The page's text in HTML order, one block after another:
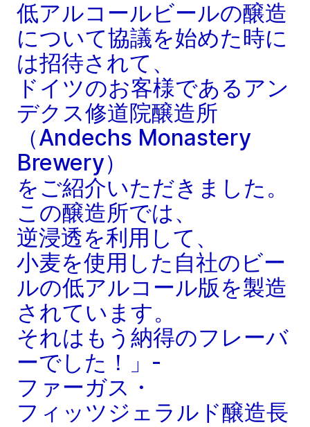
低アルコールビールの醸造
について協議を始めた時に
は招待されて、
ドイツのお客様であるアン
デクス修道院醸造所
（Andechs Monastery
Brewery）
をご紹介いただきました。
この醸造所では、
逆浸透を利用して、
小麦を使用した自社のビー
ルの低アルコール版を製造
されています。
それはもう納得のフレーバ
ーでした！」-
ファーガス・
フィッツジェラルド醸造長